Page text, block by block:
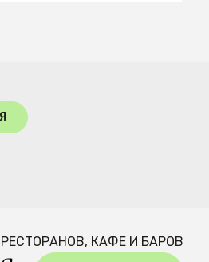
КАФЕ И БАРОВ